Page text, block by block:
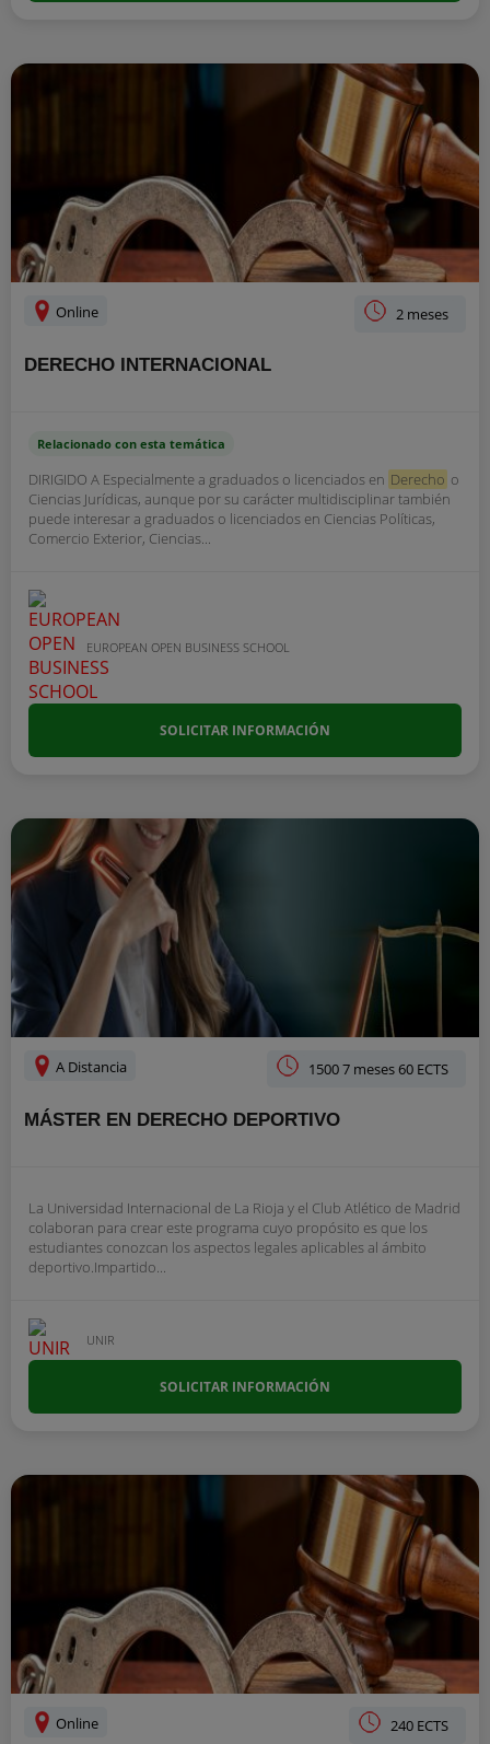
Online 2 meses
DERECHO INTERNACIONAL
Relacionado con esta temática
DIRIGIDO A Especialmente a graduados o licenciados en Derecho o
Ciencias Jurídicas, aunque por su carácter multidisciplinar también
puede interesar a graduados o licenciados en Ciencias Políticas,
Comercio Exterior, Ciencias...
EUROPEAN OPEN BUSINESS SCHOOL
SOLICITAR INFORMACIÓN
A Distancia 1500 7 meses 60 ECTS
MÁSTER EN DERECHO DEPORTIVO
La Universidad Internacional de La Rioja y el Club Atlético de Madrid
colaboran para crear este programa cuyo propósito es que los
estudiantes conozcan los aspectos legales aplicables al ámbito
deportivo.Impartido...
UNIR
SOLICITAR INFORMACIÓN
Online 240 ECTS